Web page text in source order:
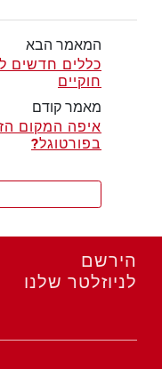
המאמר הבא
כללים חדשים
חוקיים
מאמר קודם
איפה המקום
בפורטוגל?
הירשם
לניוזלטר שלנו